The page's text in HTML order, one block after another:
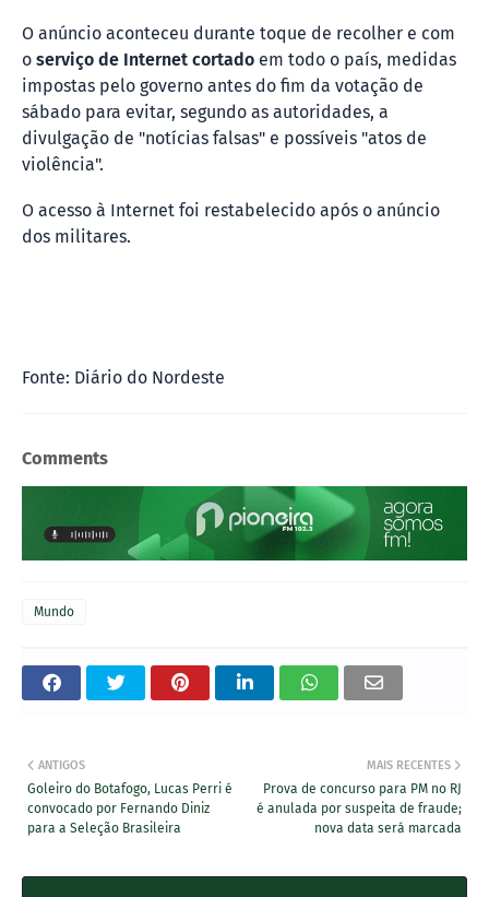
O anúncio aconteceu durante toque de recolher e com
o serviço de Internet cortado em todo o país, medidas
impostas pelo governo antes do fim da votação de
sábado para evitar, segundo as autoridades, a
divulgação de "notícias falsas" e possíveis "atos de
violência".
O acesso à Internet foi restabelecido após o anúncio
dos militares.
Fonte: Diário do Nordeste
Comments
Mundo
MAIS RECENTES
Prova de concurso para PM no RJ
é anulada por suspeita de fraude;
nova data será marcada
ANTIGOS
Goleiro do Botafogo, Lucas Perri é
convocado por Fernando Diniz
para a Seleção Brasileira